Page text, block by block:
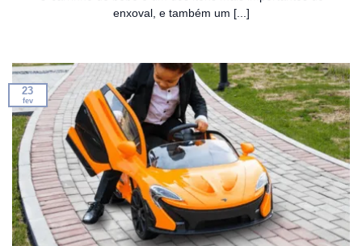
enxoval, e também um [...]
23
fev